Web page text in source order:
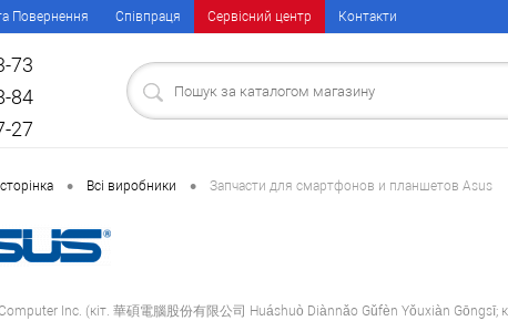
Повернення Співпраця Сервісний центр Контакти
73
84
27
• Всі виробники • Запчасти для смартфонов и планшетов Asus
Inc. (кіт. 華碩電腦股份有限公司 Huáshuò Diànnǎo Gǔfèn Yǒuxiàn Gōngsī;